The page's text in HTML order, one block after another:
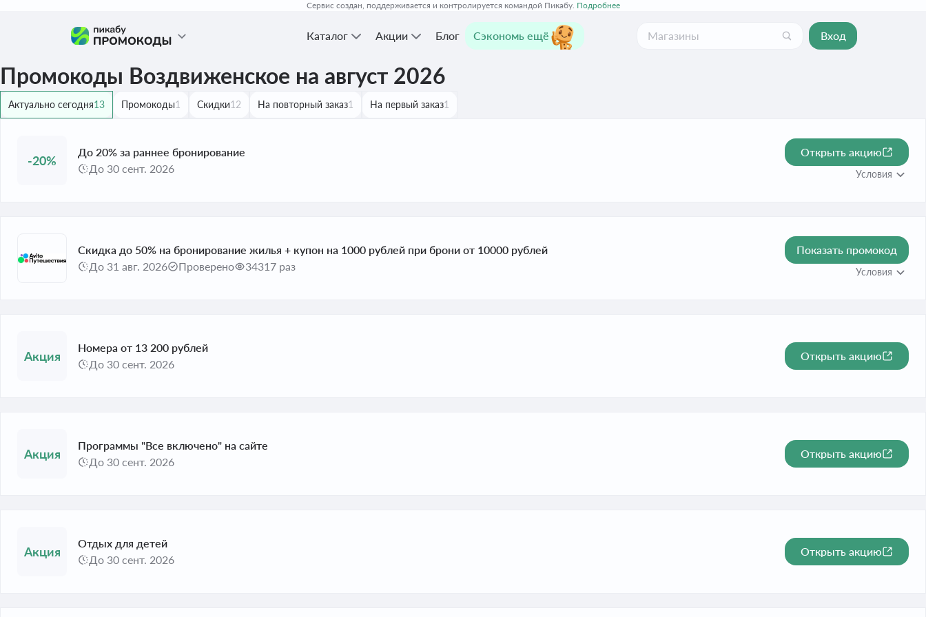
Сервис создан, поддерживается и контролируется командой Пикабу. Подробнее
Каталог Акции Блог Сэкономь ещё Вход
Промокоды Воздвиженское на август 2026
Актуально сегодня13 Промокоды1 Скидки12 На повторный заказ1 На первый заказ1
-20%
До 20% за раннее бронирование
До 30 сент. 2026
Открыть акцию
Условия
Скидка до 50% на бронирование жилья + купон на 1000 рублей при брони от 10000 рублей
До 31 авг. 2026
Проверено 34317 раз
Показать промокод
Условия
Номера от 13 200 рублей
До 30 сент. 2026
Открыть акцию
Программы "Все включено" на сайте
До 30 сент. 2026
Открыть акцию
Отдых для детей
До 30 сент. 2026
Открыть акцию